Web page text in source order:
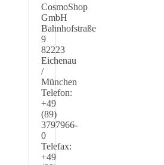
CosmoShop
GmbH
Bahnhofstraße
9
82223
Eichenau
/
München
Telefon:
+49
(89)
3797966-
0
Telefax:
+49